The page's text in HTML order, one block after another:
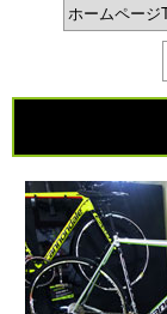
ホームページ